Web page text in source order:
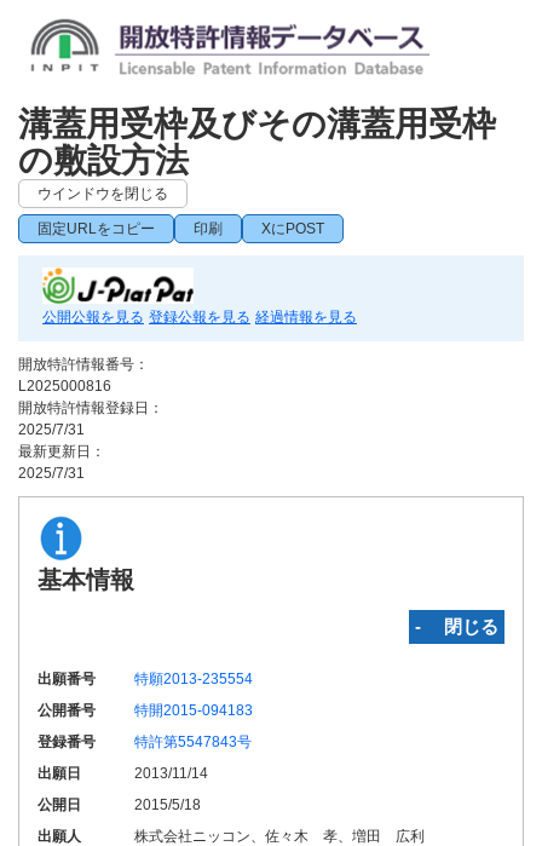
溝蓋用受枠及びその溝蓋用受枠
の敷設方法
ウインドウを閉じる
固定URLをコピー 印刷 XにPOST
公開公報を見る 登録公報を見る 経過情報を見る
開放特許情報番号：
L2025000816
開放特許情報登録日：
2025/7/31
最新更新日：
2025/7/31
基本情報
‐ 閉じる
出願番号
特願2013-235554
公開番号
特開2015-094183
登録番号
特許第5547843号
出願日
2013/11/14
公開日
2015/5/18
出願人
株式会社ニッコン、佐々木 孝、増田 広利